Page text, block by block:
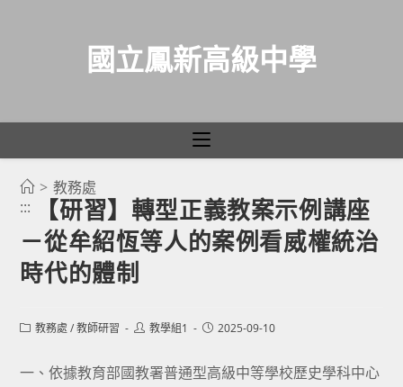
國立鳳新高級中學
> 教務處
:::
【研習】轉型正義教案示例講座
－從牟紹恆等人的案例看威權統治
時代的體制
Post教務處 / 教師研習
Post教學組1
Post2025-09-10
一、依據教育部國教署普通型高級中等學校歷史學科中心